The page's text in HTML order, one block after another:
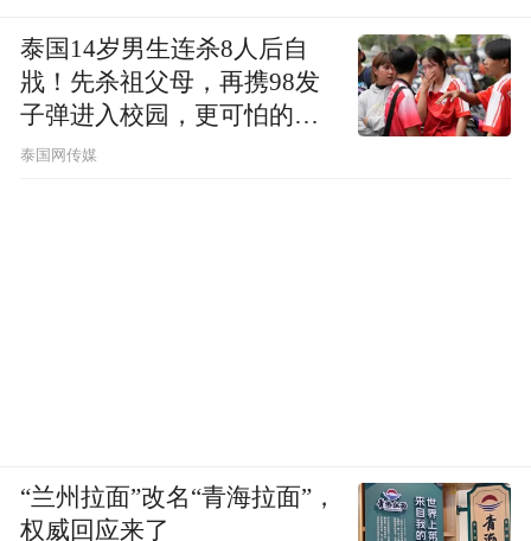
泰国14岁男生连杀8人后自
戕！先杀祖父母，再携98发
子弹进入校园，更可怕的细
节公布了
泰国网传媒
“兰州拉面”改名“青海拉面”，
权威回应来了